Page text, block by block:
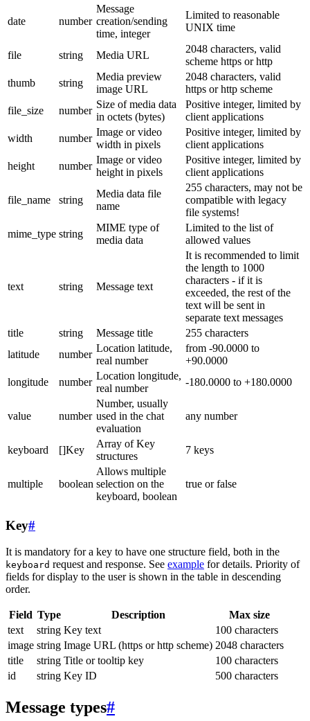
date number
Message
creation/sending
time, integer
Limited to reasonable
UNIX time
file string Media URL
2048 characters, valid
scheme https or http
thumb
string
Media preview
image URL
2048 characters, valid
https or http scheme
file_size
number
Size of media data
in octets (bytes)
Positive integer, limited by
client applications
width
number
Image or video
width in pixels
Positive integer, limited by
client applications
height
number
Image or video
height in pixels
Positive integer, limited by
client applications
file_name string
Media data file
name
255 characters, may not be
compatible with legacy
file systems!
mime_type string
MIME type of
media data
Limited to the list of
allowed values
text string Message text
It is recommended to limit
the length to 1000
characters - if it is
exceeded, the rest of the
text will be sent in
separate text messages
title
string Message title
255 characters
latitude
number
Location latitude,
real number
from -90.0000 to
+90.0000
longitude
number
Location longitude,
real number
-180.0000 to +180.0000
value number
Number, usually
used in the chat
evaluation
any number
keyboard []Key
Array of Key
structures
7 keys
multiple boolean
Allows multiple
selection on the
keyboard, boolean
true or false
Key#
It is mandatory for a key to have one structure field, both in the
keyboard request and response. See example for details. Priority of
fields for display to the user is shown in the table in descending
order.
Field Type Description
Max size
text
string Key text
100 characters
image string Image URL (https or http scheme) 2048 characters
title
string Title or tooltip key
100 characters
id
string Key ID 500 characters
Message types#